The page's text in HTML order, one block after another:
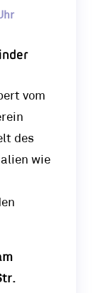
vom
des
wie